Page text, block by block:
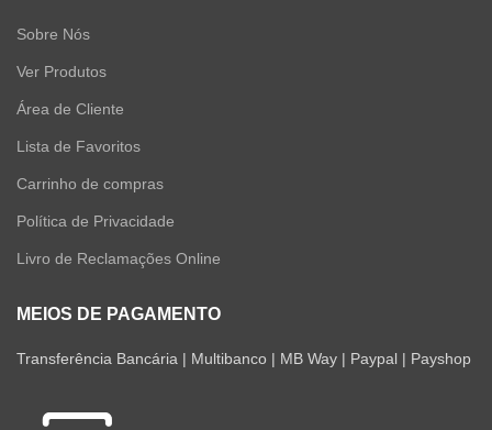
Sobre Nós
Ver Produtos
Área de Cliente
Lista de Favoritos
Carrinho de compras
Política de Privacidade
Livro de Reclamações Online
MEIOS DE PAGAMENTO
Transferência Bancária | Multibanco | MB Way | Paypal | Payshop